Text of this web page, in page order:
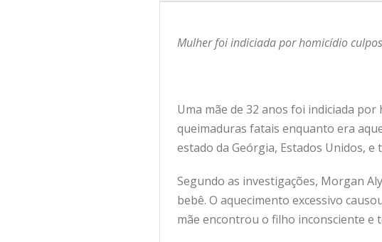
Mulher foi indiciada por homicídio
Uma mãe de 32 anos foi indiciada
queimaduras fatais enquanto era
estado da Geórgia, Estados Unidos,
Segundo as investigações, Morgan
bebê. O aquecimento excessivo
mãe encontrou o filho inconsciente e